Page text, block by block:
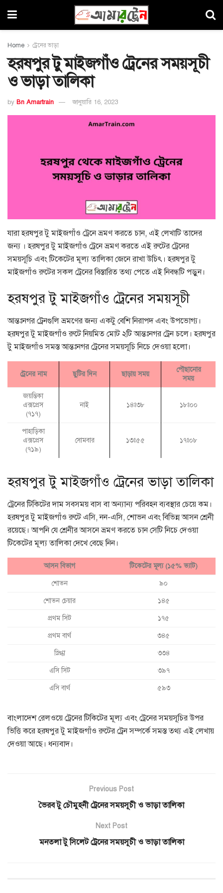
Home ট্রেনের ভাড়া
হরষপুর টু মাইজগাঁও ট্রেনের সময়সূচী
ও ভাড়া তালিকা
by Bn Amartrain জানুয়ারি 16, 2023
যারা হরষপুর টু মাইজগাঁও ট্রেনে ভ্রমণ করতে চান, এই লেখাটি তাদের
জন্য । হরষপুর টু মাইজগাঁও ট্রেনে ভ্রমণ করতে এই রুটের ট্রেনের
সময়সূচি এবং টিকেটের মূল্য তালিকা জেনে রাখা উচিৎ। হরষপুর টু
মাইজগাঁও রুটের সকল ট্রেনের বিস্তারিত তথ্য পেতে এই নিবন্ধটি পড়ুন।
হরষপুর টু মাইজগাঁও ট্রেনের সময়সূচী
আন্তঃনগর ট্রেনগুলি ভ্রমণের জন্য একটু বেশি নিরাপদ এবং উপভোগ্য।
হরষপুর টু মাইজগাঁও রুটে নিয়মিত মোট ২টি আন্তঃনগর ট্রেন চলে। হরষপুর
টু মাইজগাঁও সমস্ত আন্তঃনগর ট্রেনের সময়সূচি নিচে দেওয়া হলো।
ট্রেনের নাম ছুটির দিন ছাড়ায় সময়
পৌছানোর
সময়
জয়ন্তিকা
এক্সপ্রেস
(৭১৭)
নাই ১৪ঃ৩৮ ১৮ঃ০০
পাহাড়িকা
এক্সপ্রেস
(৭১৯)
সোমবার ১৩ঃ৫৫ ১৭ঃ০৮
হরষপুর টু মাইজগাঁও ট্রেনের ভাড়া তালিকা
ট্রেনের টিকিটের দাম সবসময় বাস বা অন্যান্য পরিবহন ব্যবস্থার চেয়ে কম।
হরষপুর টু মাইজগাঁও রুটে এসি, নন-এসি, শোভন এবং বিভিন্ন আসন শ্রেনী
রয়েছে। আপনি যে শ্রেনীর আসনে ভ্রমণ করতে চান সেটি নিচে দেওয়া
টিকেটের মূল্য তালিকা দেখে বেছে নিন।
আসন বিভাগ টিকেটের মূল্য (১৫% ভ্যাট)
শোভন ৯০
শোভন চেয়ার ১৪৫
প্রথম সিট ১৭৫
প্রথম বার্থ ৩৪৫
স্নিগ্ধা ৩৩৪
এসি সিট ৩৯৭
এসি বার্থ ৫৯৩
বাংলাদেশ রেলওয়ে ট্রেনের টিকিটের মূল্য এবং ট্রেনের সময়সূচির উপর
ভিত্তি করে হরষপুর টু মাইজগাঁও রুটের ট্রেন সম্পর্কে সমস্ত তথ্য এই লেখায়
দেওয়া আছে। ধন্যবাদ।
Previous Post
ভৈরব টু চৌমুহনী ট্রেনের সময়সূচী ও ভাড়া তালিকা
Next Post
মনতলা টু সিলেট ট্রেনের সময়সূচী ও ভাড়া তালিকা